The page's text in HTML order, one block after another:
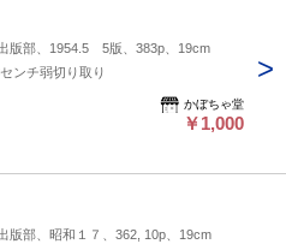
版部、1954.5 5版、383p、19cm
センチ弱切り取り
かぼちゃ堂
￥1,000
版部、昭和１７、362, 10p、19cm